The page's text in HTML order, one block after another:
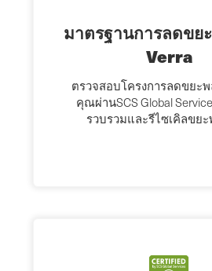
มาตรฐานการลดขย
Verra
ตรวจสอบโครงการลดขยะ
คุณผ่านSCS Global
รวบรวมและรีไซเคิลขย